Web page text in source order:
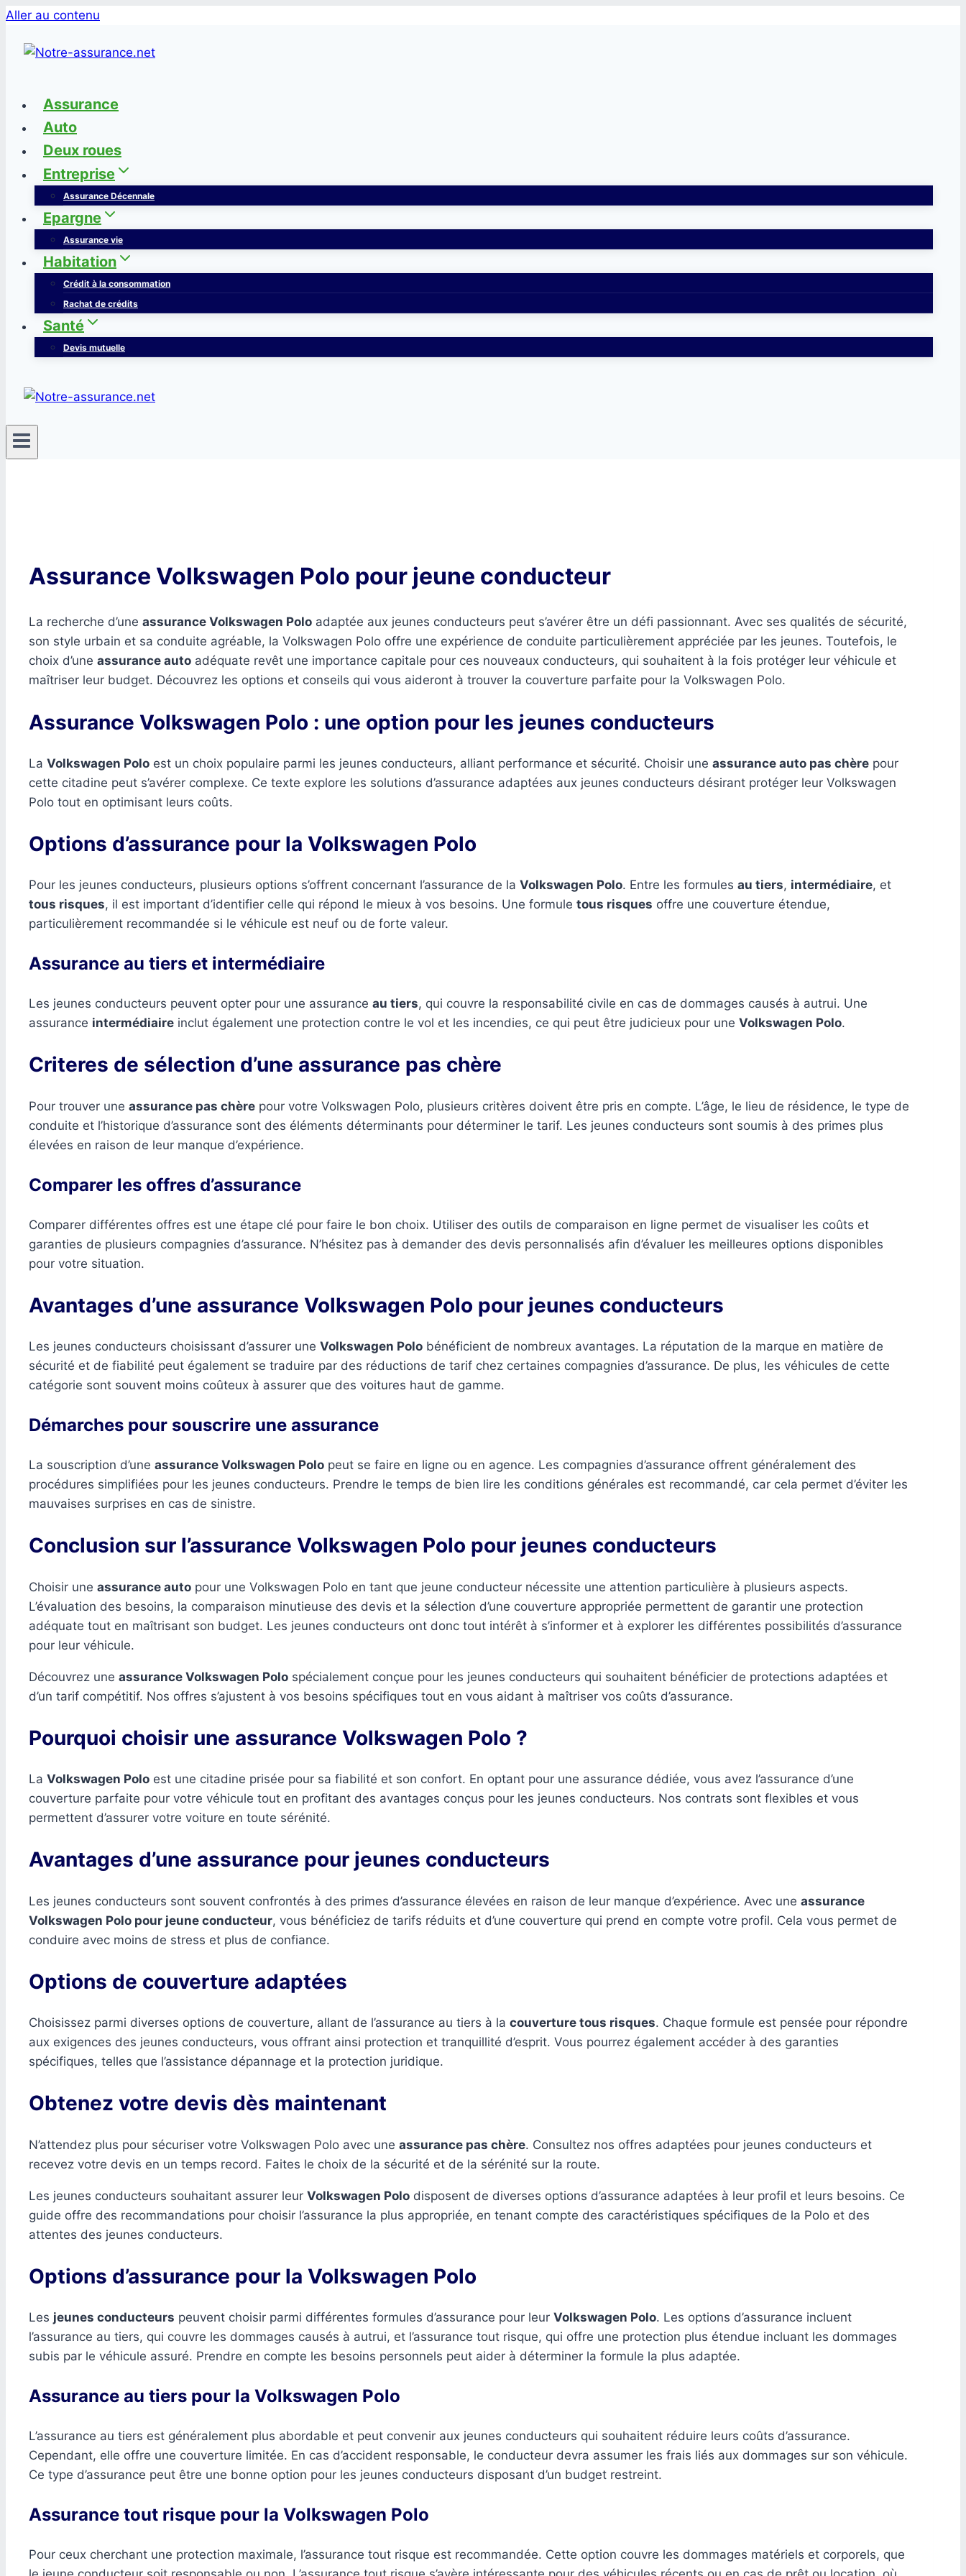
Aller au contenu
Assurance
Auto
Deux roues
Entreprise
Assurance Décennale
Epargne
Assurance vie
Habitation
Crédit à la consommation
Rachat de crédits
Santé
Devis mutuelle
Assurance Volkswagen Polo pour jeune conducteur
La recherche d’une assurance Volkswagen Polo adaptée aux jeunes conducteurs peut s’avérer être un défi passionnant. Avec ses qualités de sécurité,
son style urbain et sa conduite agréable, la Volkswagen Polo offre une expérience de conduite particulièrement appréciée par les jeunes. Toutefois, le
choix d’une assurance auto adéquate revêt une importance capitale pour ces nouveaux conducteurs, qui souhaitent à la fois protéger leur véhicule et
maîtriser leur budget. Découvrez les options et conseils qui vous aideront à trouver la couverture parfaite pour la Volkswagen Polo.
Assurance Volkswagen Polo : une option pour les jeunes conducteurs
La Volkswagen Polo est un choix populaire parmi les jeunes conducteurs, alliant performance et sécurité. Choisir une assurance auto pas chère pour
cette citadine peut s’avérer complexe. Ce texte explore les solutions d’assurance adaptées aux jeunes conducteurs désirant protéger leur Volkswagen
Polo tout en optimisant leurs coûts.
Options d’assurance pour la Volkswagen Polo
Pour les jeunes conducteurs, plusieurs options s’offrent concernant l’assurance de la Volkswagen Polo. Entre les formules au tiers, intermédiaire, et
tous risques, il est important d’identifier celle qui répond le mieux à vos besoins. Une formule tous risques offre une couverture étendue,
particulièrement recommandée si le véhicule est neuf ou de forte valeur.
Assurance au tiers et intermédiaire
Les jeunes conducteurs peuvent opter pour une assurance au tiers, qui couvre la responsabilité civile en cas de dommages causés à autrui. Une
assurance intermédiaire inclut également une protection contre le vol et les incendies, ce qui peut être judicieux pour une Volkswagen Polo.
Criteres de sélection d’une assurance pas chère
Pour trouver une assurance pas chère pour votre Volkswagen Polo, plusieurs critères doivent être pris en compte. L’âge, le lieu de résidence, le type de
conduite et l’historique d’assurance sont des éléments déterminants pour déterminer le tarif. Les jeunes conducteurs sont soumis à des primes plus
élevées en raison de leur manque d’expérience.
Comparer les offres d’assurance
Comparer différentes offres est une étape clé pour faire le bon choix. Utiliser des outils de comparaison en ligne permet de visualiser les coûts et
garanties de plusieurs compagnies d’assurance. N’hésitez pas à demander des devis personnalisés afin d’évaluer les meilleures options disponibles
pour votre situation.
Avantages d’une assurance Volkswagen Polo pour jeunes conducteurs
Les jeunes conducteurs choisissant d’assurer une Volkswagen Polo bénéficient de nombreux avantages. La réputation de la marque en matière de
sécurité et de fiabilité peut également se traduire par des réductions de tarif chez certaines compagnies d’assurance. De plus, les véhicules de cette
catégorie sont souvent moins coûteux à assurer que des voitures haut de gamme.
Démarches pour souscrire une assurance
La souscription d’une assurance Volkswagen Polo peut se faire en ligne ou en agence. Les compagnies d’assurance offrent généralement des
procédures simplifiées pour les jeunes conducteurs. Prendre le temps de bien lire les conditions générales est recommandé, car cela permet d’éviter les
mauvaises surprises en cas de sinistre.
Conclusion sur l’assurance Volkswagen Polo pour jeunes conducteurs
Choisir une assurance auto pour une Volkswagen Polo en tant que jeune conducteur nécessite une attention particulière à plusieurs aspects.
L’évaluation des besoins, la comparaison minutieuse des devis et la sélection d’une couverture appropriée permettent de garantir une protection
adéquate tout en maîtrisant son budget. Les jeunes conducteurs ont donc tout intérêt à s’informer et à explorer les différentes possibilités d’assurance
pour leur véhicule.
Découvrez une assurance Volkswagen Polo spécialement conçue pour les jeunes conducteurs qui souhaitent bénéficier de protections adaptées et
d’un tarif compétitif. Nos offres s’ajustent à vos besoins spécifiques tout en vous aidant à maîtriser vos coûts d’assurance.
Pourquoi choisir une assurance Volkswagen Polo ?
La Volkswagen Polo est une citadine prisée pour sa fiabilité et son confort. En optant pour une assurance dédiée, vous avez l’assurance d’une
couverture parfaite pour votre véhicule tout en profitant des avantages conçus pour les jeunes conducteurs. Nos contrats sont flexibles et vous
permettent d’assurer votre voiture en toute sérénité.
Avantages d’une assurance pour jeunes conducteurs
Les jeunes conducteurs sont souvent confrontés à des primes d’assurance élevées en raison de leur manque d’expérience. Avec une assurance
Volkswagen Polo pour jeune conducteur, vous bénéficiez de tarifs réduits et d’une couverture qui prend en compte votre profil. Cela vous permet de
conduire avec moins de stress et plus de confiance.
Options de couverture adaptées
Choisissez parmi diverses options de couverture, allant de l’assurance au tiers à la couverture tous risques. Chaque formule est pensée pour répondre
aux exigences des jeunes conducteurs, vous offrant ainsi protection et tranquillité d’esprit. Vous pourrez également accéder à des garanties
spécifiques, telles que l’assistance dépannage et la protection juridique.
Obtenez votre devis dès maintenant
N’attendez plus pour sécuriser votre Volkswagen Polo avec une assurance pas chère. Consultez nos offres adaptées pour jeunes conducteurs et
recevez votre devis en un temps record. Faites le choix de la sécurité et de la sérénité sur la route.
Les jeunes conducteurs souhaitant assurer leur Volkswagen Polo disposent de diverses options d’assurance adaptées à leur profil et leurs besoins. Ce
guide offre des recommandations pour choisir l’assurance la plus appropriée, en tenant compte des caractéristiques spécifiques de la Polo et des
attentes des jeunes conducteurs.
Options d’assurance pour la Volkswagen Polo
Les jeunes conducteurs peuvent choisir parmi différentes formules d’assurance pour leur Volkswagen Polo. Les options d’assurance incluent
l’assurance au tiers, qui couvre les dommages causés à autrui, et l’assurance tout risque, qui offre une protection plus étendue incluant les dommages
subis par le véhicule assuré. Prendre en compte les besoins personnels peut aider à déterminer la formule la plus adaptée.
Assurance au tiers pour la Volkswagen Polo
L’assurance au tiers est généralement plus abordable et peut convenir aux jeunes conducteurs qui souhaitent réduire leurs coûts d’assurance.
Cependant, elle offre une couverture limitée. En cas d’accident responsable, le conducteur devra assumer les frais liés aux dommages sur son véhicule.
Ce type d’assurance peut être une bonne option pour les jeunes conducteurs disposant d’un budget restreint.
Assurance tout risque pour la Volkswagen Polo
Pour ceux cherchant une protection maximale, l’assurance tout risque est recommandée. Cette option couvre les dommages matériels et corporels, que